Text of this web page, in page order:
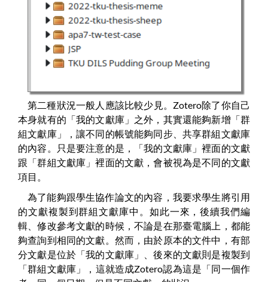
第二種狀況一般人應該比較少見。Zotero除了你自己
本身就有的「我的文獻庫」之外，其實還能夠新增「群
組文獻庫」，讓不同的帳號能夠同步、共享群組文獻庫
的內容。只是要注意的是，「我的文獻庫」裡面的文獻
跟「群組文獻庫」裡面的文獻，會被視為是不同的文獻
項目。
為了能夠跟學生協作論文的內容，我要求學生將引用
的文獻複製到群組文獻庫中。如此一來，後續我們編
輯、修改參考文獻的時候，不論是在那臺電腦上，都能
夠查詢到相同的文獻。然而，由於原本的文件中，有部
分文獻是位於「我的文獻庫」、後來的文獻則是複製到
「群組文獻庫」，這就造成Zotero認為這是「同一個作